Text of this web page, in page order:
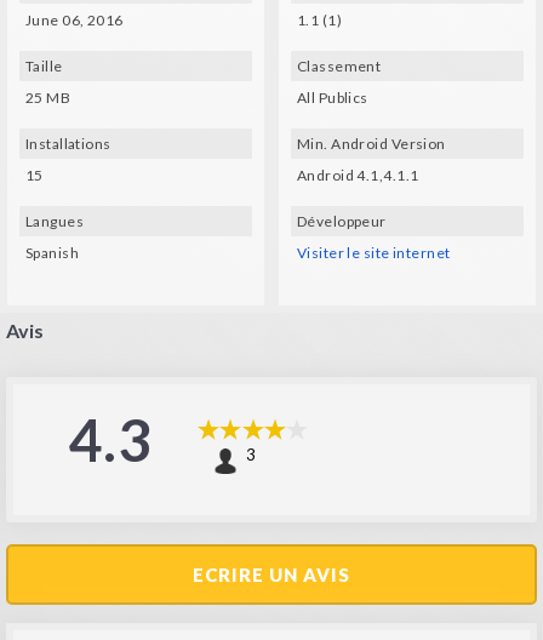
June 06, 2016
Taille
25 MB
Installations
15
Langues
Spanish
1.1 (1)
Classement
All Publics
Min. Android Version
Android 4.1,4.1.1
Développeur
Visiter le site internet
Avis
4.3 3
ECRIRE UN AVIS